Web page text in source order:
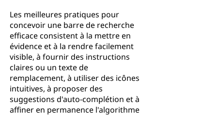
Les meilleures pratiques pour
concevoir une barre de recherche
efficace consistent à la mettre en
évidence et à la rendre facilement
visible, à fournir des instructions
claires ou un texte de
remplacement, à utiliser des icônes
intuitives, à proposer des
suggestions d'auto-complétion et à
affiner en permanence l'algorithme